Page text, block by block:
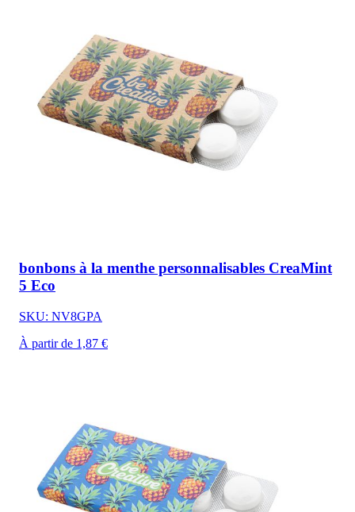
bonbons à la menthe personnalisables CreaMint
5 Eco
SKU: NV8GPA
À partir de 1,87 €